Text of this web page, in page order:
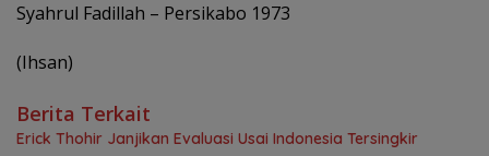
Syahrul Fadillah – Persikabo 1973
(Ihsan)
Berita Terkait
Erick Thohir Janjikan Evaluasi Usai Indonesia Tersingkir